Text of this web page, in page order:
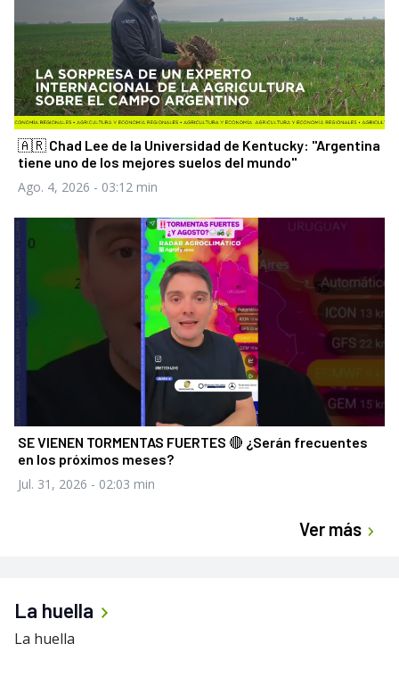
🇦🇷 Chad Lee de la Universidad de Kentucky: "Argentina
tiene uno de los mejores suelos del mundo"
Ago. 4, 2026 - 03:12 min
SE VIENEN TORMENTAS FUERTES 🔴 ¿Serán frecuentes
en los próximos meses?
Jul. 31, 2026 - 02:03 min
Ver más
La huella
La huella